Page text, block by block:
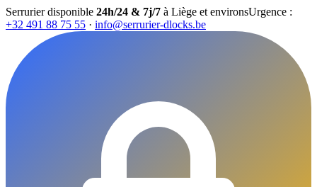
Serrurier disponible 24h/24 & 7j/7 à Liège et environsUrgence :
+32 491 88 75 55 · info@serrurier-dlocks.be